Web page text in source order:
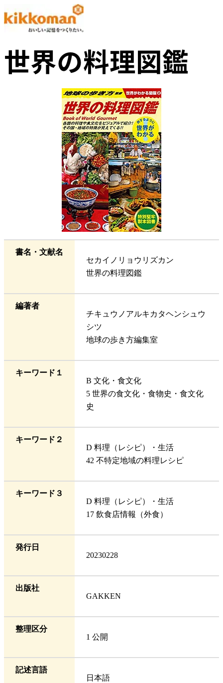
世界の料理図鑑
書名・文献名
セカイノリョウリズカン
世界の料理図鑑
編著者
チキュウノアルキカタヘンシュウ
シツ
地球の歩き方編集室
キーワード１
B 文化・食文化
5 世界の食文化・食物史・食文化
史
キーワード２
D 料理（レシピ）・生活
42 不特定地域の料理レシピ
キーワード３
D 料理（レシピ）・生活
17 飲食店情報（外食）
発行日
20230228
出版社
GAKKEN
整理区分
1 公開
記述言語
日本語